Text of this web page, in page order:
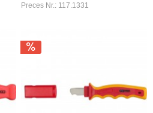
Preces Nr.: 117.1331